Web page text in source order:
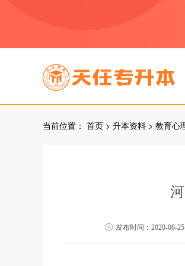
当前位置： 首页 > 升本资料 > 教育心
发布时间：2020-08-25